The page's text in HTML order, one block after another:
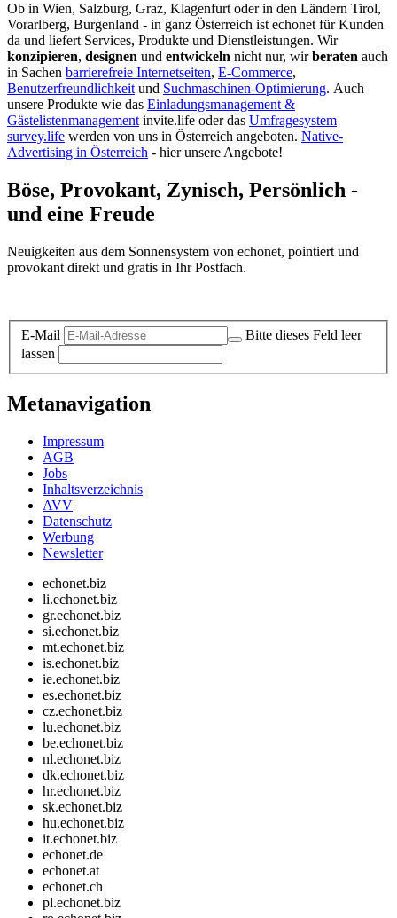
Ob in Wien, Salzburg, Graz, Klagenfurt oder in den Ländern Tirol,
Vorarlberg, Burgenland - in ganz Österreich ist echonet für Kunden
da und liefert Services, Produkte und Dienstleistungen. Wir
konzipieren, designen und entwickeln nicht nur, wirberaten auch
in Sachen barrierefreie Internetseiten, E-Commerce,
Benutzerfreundlichkeit und Suchmaschinen-Optimierung. Auch
unsere Produkte wie das Einladungsmanagement &
Gästelistenmanagement invite.life oder das Umfragesystem
survey.life werden von uns in Österreich angeboten. Native-
Advertising in Österreich - hier unsere Angebote!
Böse, Provokant, Zynisch, Persönlich -
und eine Freude
Neuigkeiten aus dem Sonnensystem von echonet, pointiert und
provokant direkt und gratis in Ihr Postfach.
E-Mail
Bitte dieses Feld leer
lassen
Metanavigation
Impressum
AGB
Jobs
Inhaltsverzeichnis
AVV
Datenschutz
Werbung
Newsletter
echonet.biz
li.echonet.biz
gr.echonet.biz
si.echonet.biz
mt.echonet.biz
is.echonet.biz
ie.echonet.biz
es.echonet.biz
cz.echonet.biz
lu.echonet.biz
be.echonet.biz
nl.echonet.biz
dk.echonet.biz
hr.echonet.biz
sk.echonet.biz
hu.echonet.biz
it.echonet.biz
echonet.de
echonet.at
echonet.ch
pl.echonet.biz